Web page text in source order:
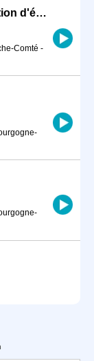
Technicien d'exploitation en production d'énergie (H/F)
Comté -